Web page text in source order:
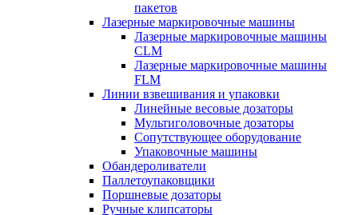
пакетов
Лазерные маркировочные машины
Лазерные маркировочные машины
CLM
Лазерные маркировочные машины
FLM
Линии взвешивания и упаковки
Линейные весовые дозаторы
Мультиголовочные дозаторы
Сопутствующее оборудование
Упаковочные машины
Обандероливатели
Паллетоупаковщики
Поршневые дозаторы
Ручные клипсаторы